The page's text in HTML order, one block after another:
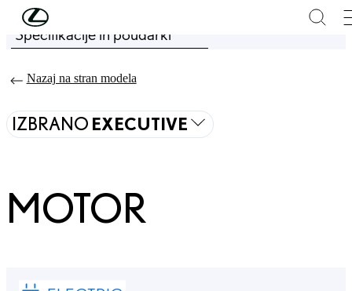
Skip to Main Content
Price is updated The price of your configuration is 55.490 €
Specifikacije in poudarki
Nazaj na stran modela
IZBRANO EXECUTIVE
MOTOR